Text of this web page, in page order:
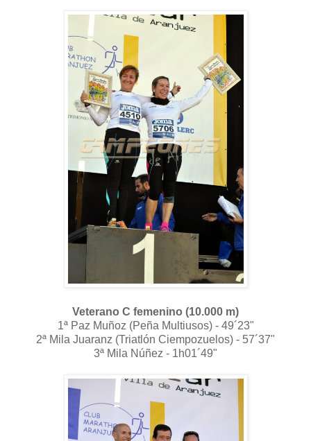
Veterano C femenino (10.000 m)
1ª Paz Muñoz (Peña Multiusos) - 49´23"
2ª Mila Juaranz (Triatlón Ciempozuelos) - 57´37"
3ª Mila Núñez - 1h01´49"